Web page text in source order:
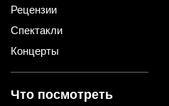
Рецензии
Спектакли
Концерты
Что посмотреть